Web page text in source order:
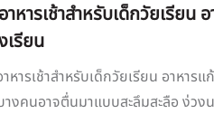
าหารเช้าสำหรับเด็กวัยเรีย
เรียน
หารเช้าสำหรับเด็กวัยเรียน อาหาร
างคนอาจตื่นมาแบบสะลึมสะลือ ง่วง